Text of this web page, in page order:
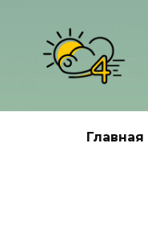
содержанию
Главная